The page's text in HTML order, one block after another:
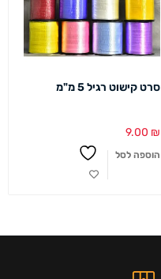
סרט קישוט רגיל 5 מ"מ
9.00 ₪
הוספה לסל